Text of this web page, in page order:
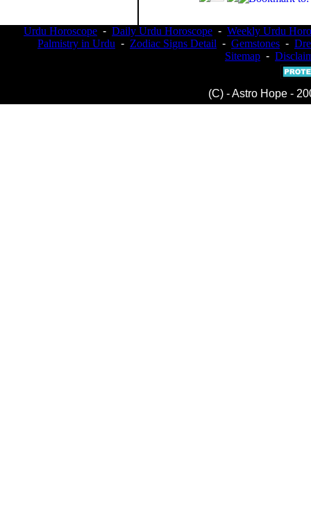
Urdu Horoscope - Daily Urdu Horoscope - Weekly Urdu
Palmistry in Urdu - Zodiac Signs Detail - Gemstones -
Sitemap -
(C) - Astro Hope -